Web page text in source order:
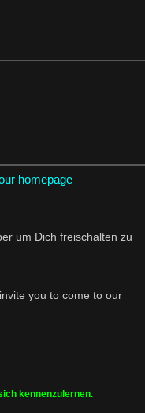
homepage
um Dich freischalten zu
you to come to our
kennenzulernen.